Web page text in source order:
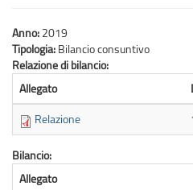
Anno: 2019
Tipologia: Bilancio consuntivo
Relazione di bilancio:
Allegato
Relazione
Bilancio:
Allegato